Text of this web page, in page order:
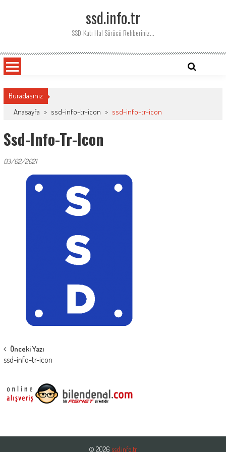
ssd.info.tr
SSD-Katı Hal Sürücü Rehberiniz…
Buradasınız
Anasayfa > ssd-info-tr-icon > ssd-info-tr-icon
Ssd-Info-Tr-Icon
03/02/2021
Post
navigation
Önceki Yazı
ssd-info-tr-icon
© 2026 ssd.info.tr